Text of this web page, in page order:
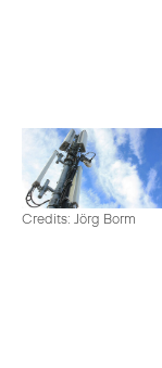
Credits: Jörg Borm